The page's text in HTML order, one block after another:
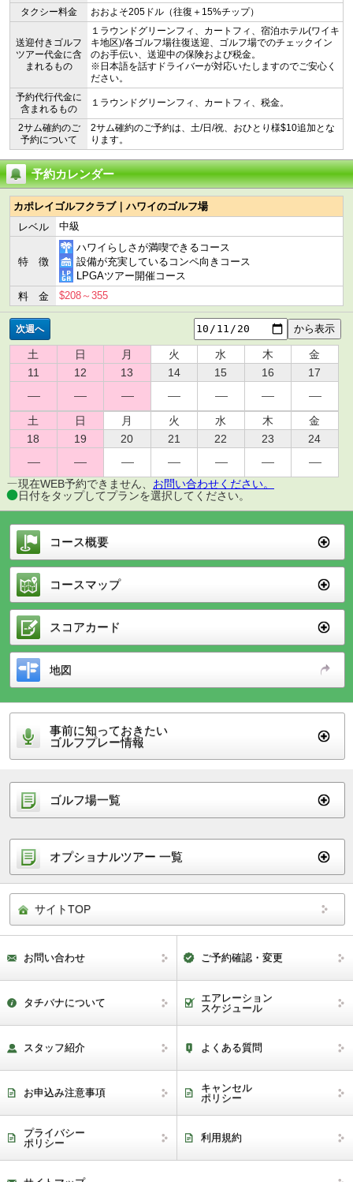
タクシー料金 おおよそ205ドル（往復＋15%チップ）
送迎付きゴルフ
ツアー代金に含
まれるもの
１ラウンドグリーンフィ、カートフィ、宿泊ホテル(ワイキ
キ地区)/各ゴルフ場往復送迎、ゴルフ場でのチェックイン
のお手伝い、送迎中の保険および税金。
※日本語を話すドライバーが対応いたしますのでご安心く
ださい。
予約代行代金に
含まれるもの
１ラウンドグリーンフィ、カートフィ、税金。
2サム確約のご
予約について
2サム確約のご予約は、土/日/祝、おひとり様$10追加とな
ります。
予約カレンダー
カポレイゴルフクラブ｜ハワイのゴルフ場
レベル
中級
特 徴
ハワイらしさが満喫できるコース
設備が充実しているコンペ向きコース
LPGAツアー開催コース
料 金
$208～355
次週へ
土 日 月 火 水 木
金
11
12 13 14 15 16 17
土 日 月 火 水 木
金
18
19 20 21 22 23 24
現在WEB予約できません、 お問い合わせください。
日付をタップしてプランを選択してください。
コース概要
コースマップ
スコアカード
地図
事前に知っておきたい
ゴルフプレー情報
ゴルフ場一覧
オプショナルツアー 一覧
サイトTOP
お問い合わせ ご予約確認・変更
タチバナについて
エアレーション
スケジュール
スタッフ紹介 よくある質問
お申込み注意事項
キャンセル
ポリシー
プライバシー
ポリシー
利用規約